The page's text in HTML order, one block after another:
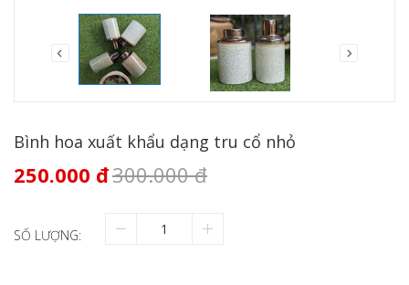
Bình hoa xuất khẩu dạng tru cổ nhỏ
250.000 đ300.000đ
SỐ LƯỢNG: